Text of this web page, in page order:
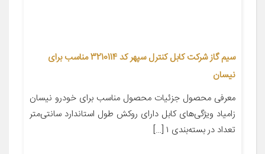
سیم گاز شرکت کابل کنترل سپهر کد 3210114 مناسب برای
نیسان
معرفی محصول جزئیات محصول مناسب برای خودرو نیسان
زامیاد ویژگی‌های کابل دارای روکش طول استاندارد سانتی‌متر
تعداد در بسته‌بندی ۱ […]